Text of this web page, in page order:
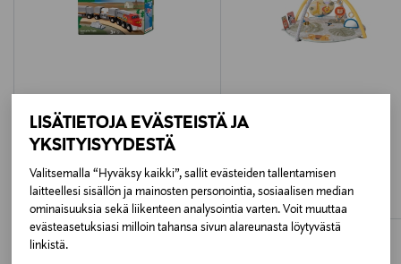
LISÄTIETOJA EVÄSTEISTÄ JA
YKSITYISYYDESTÄ
Valitsemalla “Hyväksy kaikki”, sallit evästeiden tallentamisen
laitteellesi sisällön ja mainosten personointia, sosiaalisen median
ominaisuuksia sekä liikenteen analysointia varten. Voit muuttaa
evästeasetuksiasi milloin tahansa sivun alareunasta löytyvästä
linkistä.
BRIO
BRIO WORLD Maailman junat Santa Fe
-juna
Original Price
29,99 €
Taf Toys leikkimatto
Original Price
84,90 €